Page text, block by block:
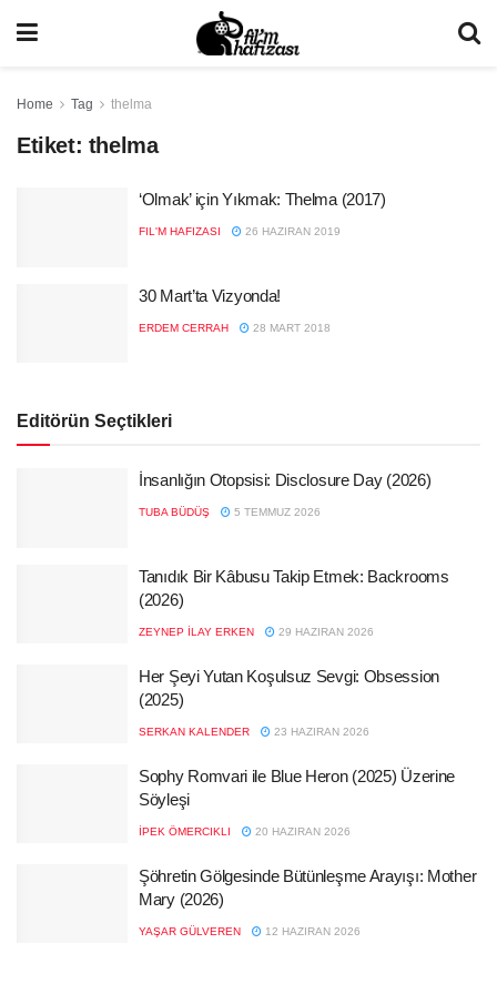
Home Tag thelma
Etiket: thelma
‘Olmak’ için Yıkmak: Thelma (2017)
FIL'M HAFIZASI 26 HAZIRAN 2019
30 Mart’ta Vizyonda!
ERDEM CERRAH 28 MART 2018
Editörün Seçtikleri
İnsanlığın Otopsisi: Disclosure Day (2026)
TUBA BÜDÜŞ 5 TEMMUZ 2026
Tanıdık Bir Kâbusu Takip Etmek: Backrooms
(2026)
ZEYNEP İLAY ERKEN 29 HAZIRAN 2026
Her Şeyi Yutan Koşulsuz Sevgi: Obsession
(2025)
SERKAN KALENDER 23 HAZIRAN 2026
Sophy Romvari ile Blue Heron (2025) Üzerine
Söyleşi
İPEK ÖMERCIKLI 20 HAZIRAN 2026
Şöhretin Gölgesinde Bütünleşme Arayışı: Mother
Mary (2026)
YAŞAR GÜLVEREN 12 HAZIRAN 2026